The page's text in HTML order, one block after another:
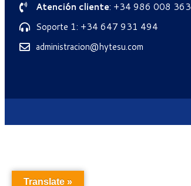
Atención cliente: +34 986 008 363
Soporte 1: +34 647 931 494
administracion@hytesu.com
Translate »